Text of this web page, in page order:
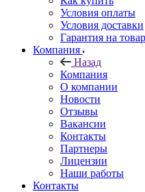
Условия оплаты
Условия доставки
Гарантия на товар
Компания
Назад
Компания
О компании
Новости
Отзывы
Вакансии
Контакты
Партнеры
Лицензии
Наши работы
Контакты